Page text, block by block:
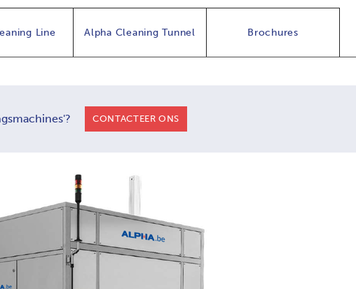
Line Alpha Cleaning Tunnel Brochures
CONTACTEER ONS